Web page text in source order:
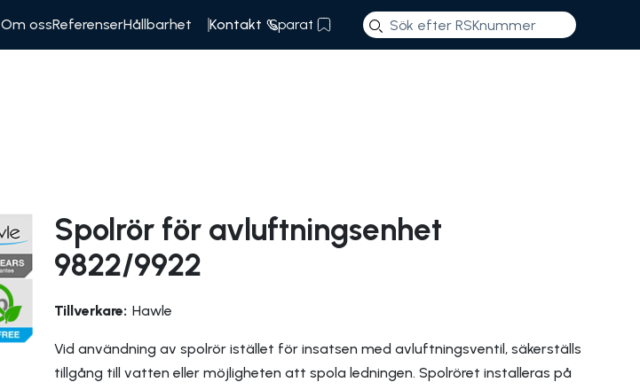
Om ossReferenserHållbarhet Kontakt Sparat
Spolrör för avluftningsenhet
9822/9922
Tillverkare: Hawle
Vid användning av spolrör istället för insatsen med avluftningsventil, säkerställs
tillgång till vatten eller möjligheten att spola ledningen. Spolröret installeras på